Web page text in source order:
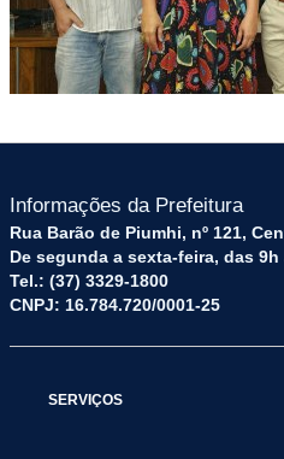
Informações da Prefeitura
Rua Barão de Piumhi, nº 121,
De segunda a sexta-feira, das 9h
Tel.: (37) 3329-1800
CNPJ: 16.784.720/0001-25
SERVIÇOS